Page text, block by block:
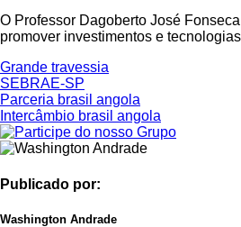
O Professor Dagoberto José
promover investimentos e
Grande travessia
SEBRAE-SP
Parceria brasil angola
Intercâmbio brasil angola
Publicado por:
Washington Andrade